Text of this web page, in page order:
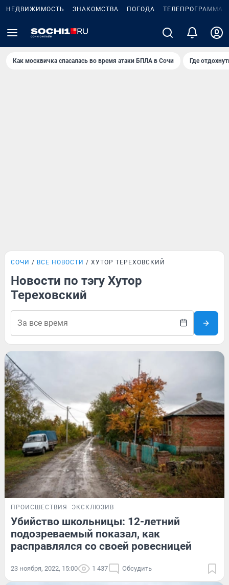
НЕДВИЖИМОСТЬ ЗНАКОМСТВА ПОГОДА ТЕЛЕПРОГРАММА
Как москвичка спасалась во время атаки БПЛА в Сочи Где
СОЧИ ВСЕ НОВОСТИ ХУТОР ТЕРЕХОВСКИЙ
Новости по тэгу Хутор
Тереховский
ПРОИСШЕСТВИЯ ЭКСКЛЮЗИВ
Убийство школьницы: 12-летний
подозреваемый показал, как
расправлялся со своей ровесницей
23 ноября, 2022, 15:00 1 437 Обсудить